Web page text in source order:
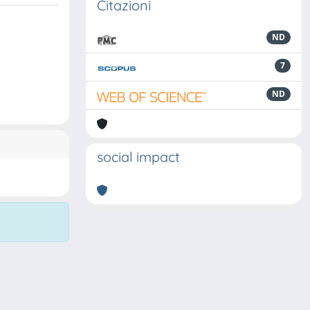
Citazioni
ND
7
ND
social impact